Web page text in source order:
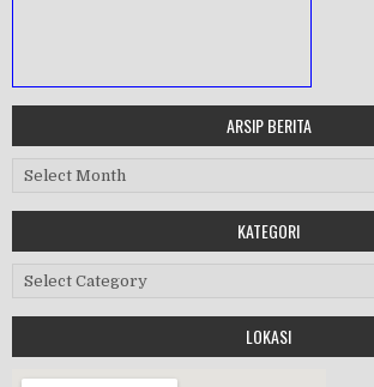
Workshop Perangkat 2019
ARSIP BERITA
Arsip Berita
KATEGORI
Kategori
LOKASI